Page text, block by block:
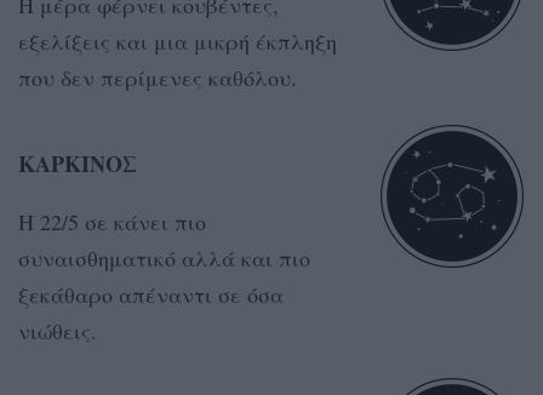
εξελίξεις και μια μικρή έκπληξη
που δεν περίμενες καθόλου.
ΚΑΡΚΙΝΟΣ
Η 22/5 σε κάνει πιο
συναισθηματικό αλλά και πιο
ξεκάθαρο απέναντι σε όσα
νιώθεις.